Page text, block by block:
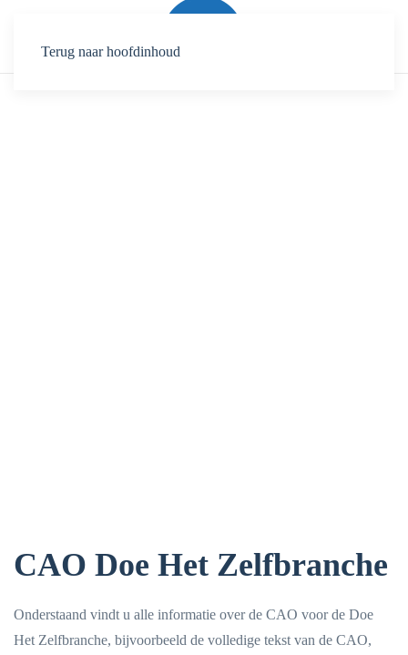
Terug naar hoofdinhoud
CAO Doe Het Zelfbranche
Onderstaand vindt u alle informatie over de CAO voor de Doe
Het Zelfbranche, bijvoorbeeld de volledige tekst van de CAO,